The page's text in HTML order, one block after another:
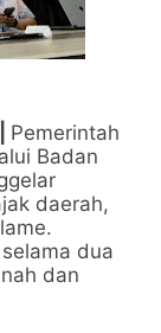
Pemerintah
Badan
daerah,
dua
dan